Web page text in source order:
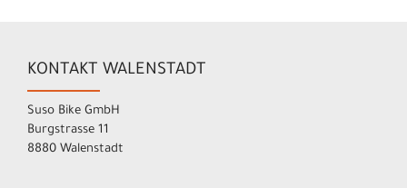
KONTAKT WALENSTADT
Suso Bike GmbH
Burgstrasse 11
8880 Walenstadt